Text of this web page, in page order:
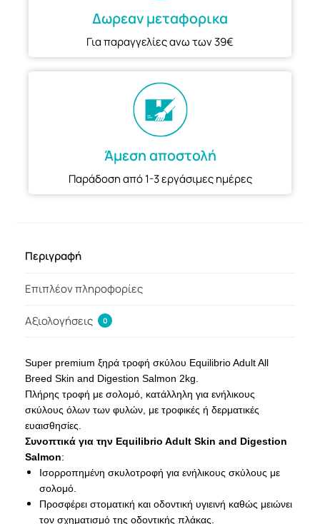
Δωρεαν μεταφορικα
Για παραγγελίες ανω των 39€
Άμεση αποστολή
Παράδοση από 1-3 εργάσιμες ημέρες
Περιγραφή
Επιπλέον πληροφορίες
Αξιολογήσεις 0
Super premium ξηρά τροφή σκύλου Equilibrio Adult All
Breed Skin and Digestion Salmon 2kg.
Πλήρης τροφή με σολομό, κατάλληλη για ενήλικους
σκύλους όλων των φυλών, με τροφικές ή δερματικές
ευαισθησίες.
Συνοπτικά για την Equilibrio Adult Skin and Digestion
Salmon:
Ισορροπημένη σκυλοτροφή για ενήλικους σκύλους με
σολομό.
Προσφέρει στοματική και οδοντική υγιεινή καθώς μειώνει
τον σχηματισμό της οδοντικής πλάκας.